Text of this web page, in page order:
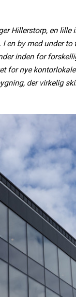
Hillerstorp, en lille
en by med under
inden for
for nye
der virkelig